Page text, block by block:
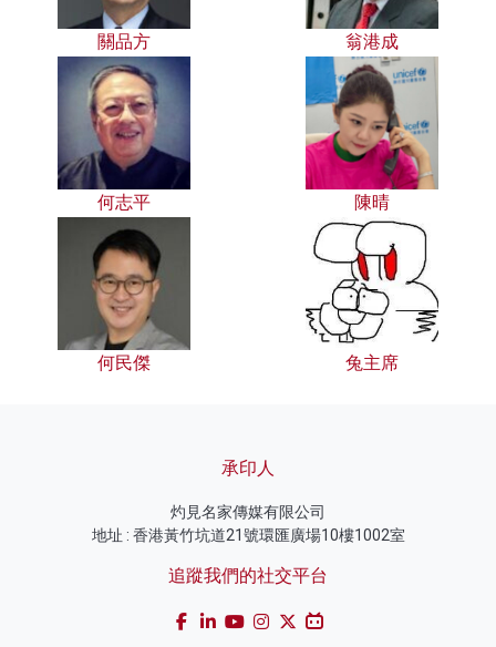
關品方 翁港成
何志平 陳晴
何民傑 兔主席
承印人
灼見名家傳媒有限公司
地址 : 香港黃竹坑道21號環匯廣場10樓1002室
追蹤我們的社交平台